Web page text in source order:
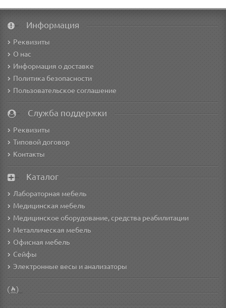
Информация
Реквизиты
О нас
Информация о доставке
Политика безопасности
Пользовательское соглашение
Служба поддержки
Реквизиты
Типовой договор
Контакты
Каталог
Лабораторная мебель
Медицинская мебель
Медицинское оборудование, средства реабилитации
Металлическая мебель
Офисная мебель
Сейфы
Электронные весы и анализаторы